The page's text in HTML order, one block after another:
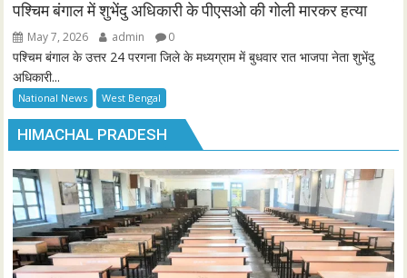
पश्चिम बंगाल में शुभेंदु अधिकारी के पीएसओ की गोली मारकर हत्या
May 7, 2026 admin 0
पश्चिम बंगाल के उत्तर 24 परगना जिले के मध्यग्राम में बुधवार रात भाजपा नेता शुभेंदु
अधिकारी...
National News West Bengal
HIMACHAL PRADESH